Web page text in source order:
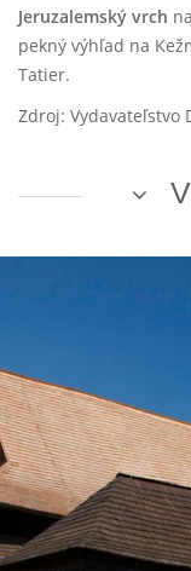
Jeruzalemský vrch
pekný výhľad na
Tatier.
Zdroj: Vydavateľstvo